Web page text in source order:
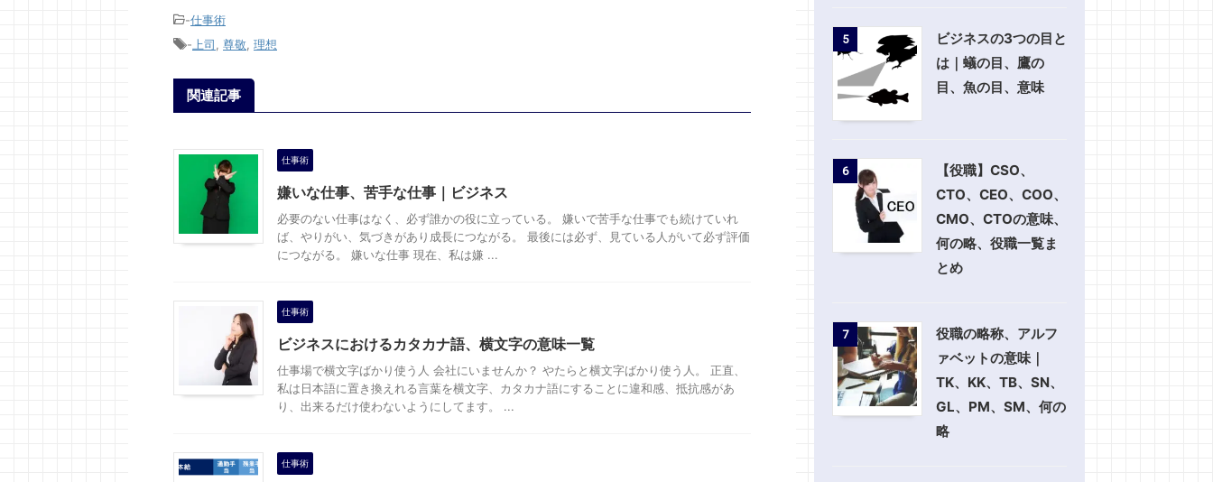
-仕事術
- 上司 尊敬 理想
関連記事
仕事術
嫌いな仕事、苦手な仕事｜ビジネス
必要のない仕事はなく、必ず誰かの役に立っている。 嫌いで苦手な仕事でも続けていれ
ば、やりがい、気づきがあり成長につながる。 最後には必ず、見ている人がいて必ず評価
につながる。 嫌いな仕事 現在、私は嫌 ...
仕事術
ビジネスにおけるカタカナ語、横文字の意味一覧
仕事場で横文字ばかり使う人 会社にいませんか？ やたらと横文字ばかり使う人。 正直、
私は日本語に置き換えれる言葉を横文字、カタカナ語にすることに違和感、抵抗感があ
り、出来るだけ使わないようにしてます。 ...
仕事術
5
ビジネスの3つの目と
は｜蟻の目、鷹の
目、魚の目、意味
6
【役職】CSO、
CTO、CEO、COO、
CMO、CTOの意味、
何の略、役職一覧ま
とめ
7
役職の略称、アルフ
ァベットの意味｜
TK、KK、TB、SN、
GL、PM、SM、何の
略